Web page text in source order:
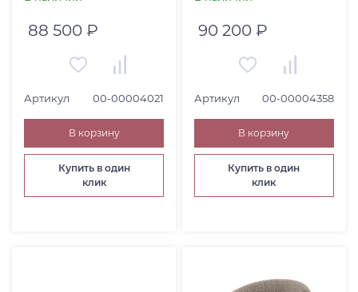
88 500 ₽
Артикул 00-00004021
В корзину
Купить в один
клик
90 200 ₽
Артикул 00-00004358
В корзину
Купить в один
клик